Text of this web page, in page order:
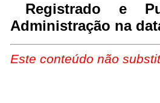
Registrado e
Administração na
Este conteúdo não